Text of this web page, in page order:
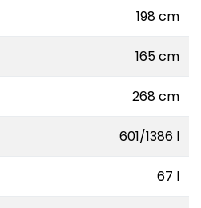
198 cm
165 cm
268 cm
601/1386 l
67 l